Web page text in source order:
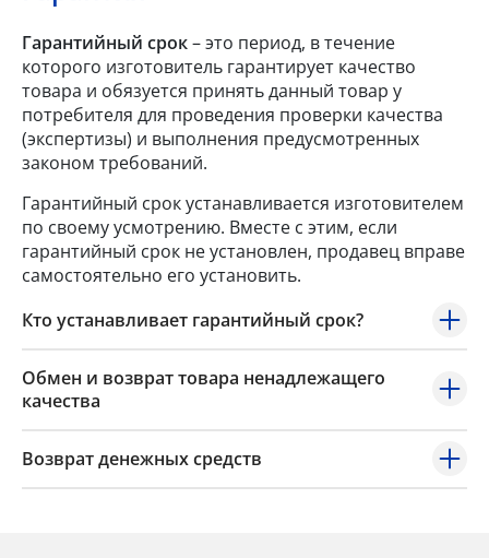
Гарантийный срок– это период, в течение
которого изготовитель гарантирует качество
товара и обязуется принять данный товар у
потребителя для проведения проверки качества
(экспертизы) и выполнения предусмотренных
законом требований.
Гарантийный срок устанавливается изготовителем
по своему усмотрению. Вместе с этим, если
гарантийный срок не установлен, продавец вправе
самостоятельно его установить.
Кто устанавливает гарантийный срок?
Обмен и возврат товара ненадлежащего
качества
Возврат денежных средств